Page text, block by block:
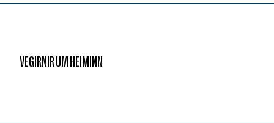
VEGIRNIR UM HEIMINN